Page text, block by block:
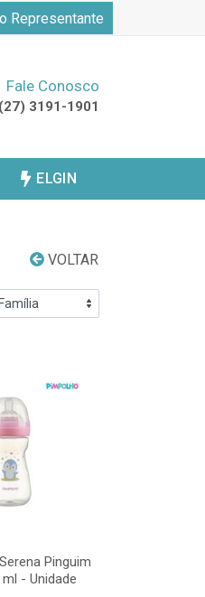
Representante
Fale Conosco
(27) 3191-1901
ELGIN
VOLTAR
Pinguim
- Unidade